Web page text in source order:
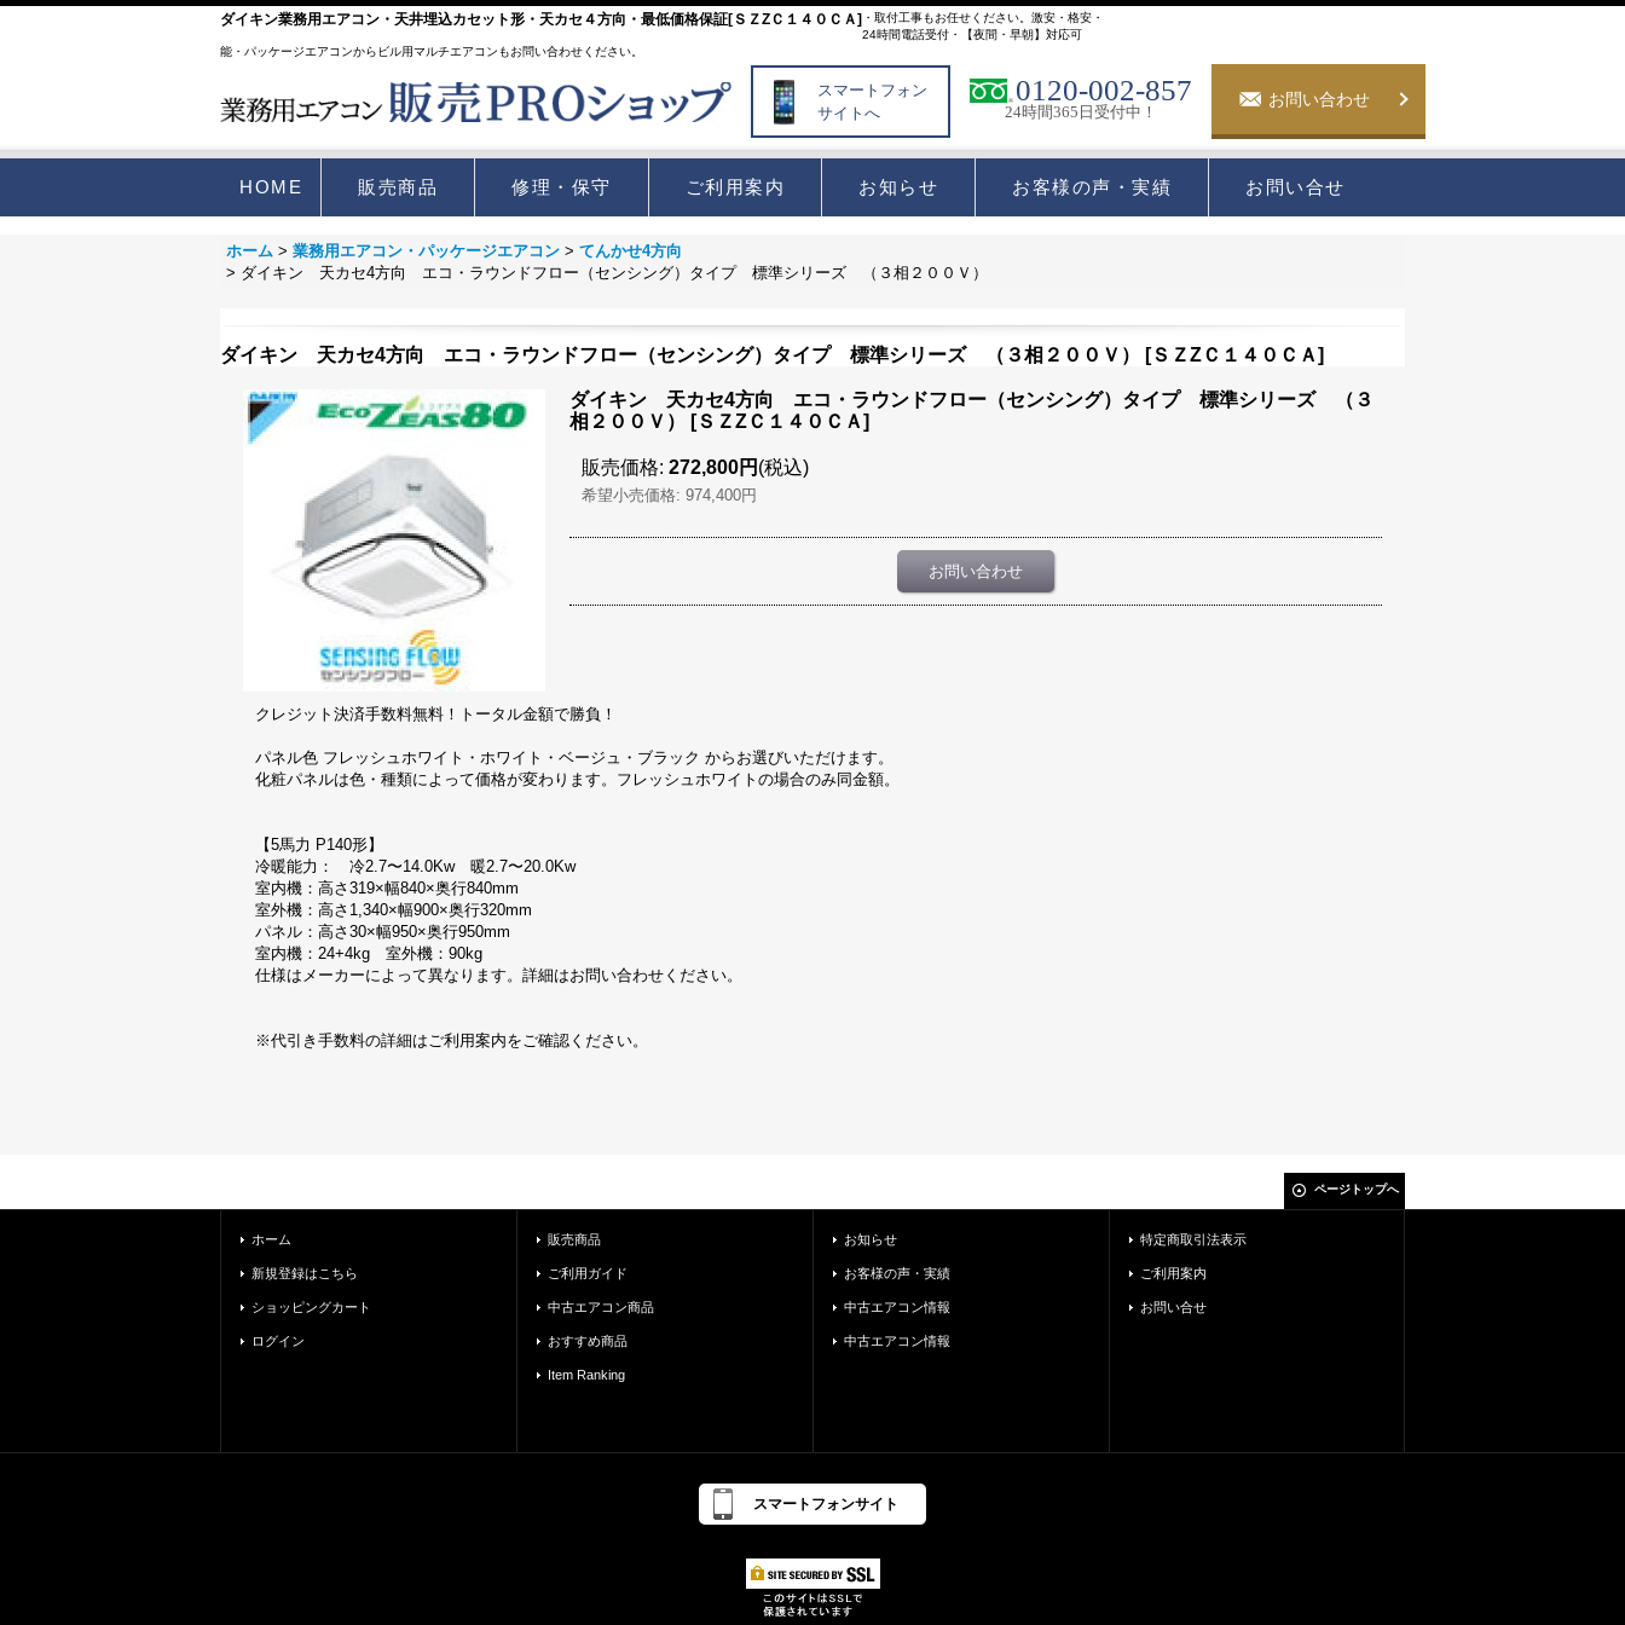
ダイキン業務用エアコン・天井埋込カセット形・天カセ４方向・最低価格保証[ＳＺZＣ１４０ＣＡ] ・取付工事もお任せください。激安・格安・
24時間電話受付・【夜間・早朝】対応可
能・パッケージエアコンからビル用マルチエアコンもお問い合わせください。
スマートフォン
サイトへ
0120-002-857
24時間365日受付中！
お問い合わせ
HOME 販売商品 修理・保守 ご利用案内 お知らせ お客様の声・実績 お問い合せ
ホーム > 業務用エアコン・パッケージエアコン > てんかせ4方向
> ダイキン 天カセ4方向 エコ・ラウンドフロー（センシング）タイプ 標準シリーズ （３相２００Ｖ）
ダイキン 天カセ4方向 エコ・ラウンドフロー（センシング）タイプ 標準シリーズ （３相２００Ｖ） [ＳＺZＣ１４０ＣＡ]
ダイキン 天カセ4方向 エコ・ラウンドフロー（センシング）タイプ 標準シリーズ （３
相２００Ｖ）
[ＳＺZＣ１４０ＣＡ]
販売価格: 272,800円 (税込)
希望小売価格: 974,400円
お問い合わせ
クレジット決済手数料無料！トータル金額で勝負！
パネル色 フレッシュホワイト・ホワイト・ベージュ・ブラック からお選びいただけます。
化粧パネルは色・種類によって価格が変わります。フレッシュホワイトの場合のみ同金額。
【5馬力 P140形】
冷暖能力： 冷2.7〜14.0Kw 暖2.7〜20.0Kw
室内機：高さ319×幅840×奥行840mm
室外機：高さ1,340×幅900×奥行320mm
パネル：高さ30×幅950×奥行950mm
室内機：24+4kg 室外機：90kg
仕様はメーカーによって異なります。詳細はお問い合わせください。
※代引き手数料の詳細はご利用案内をご確認ください。
ページトップへ
ホーム
新規登録はこちら
ショッピングカート
ログイン
販売商品
ご利用ガイド
中古エアコン商品
おすすめ商品
Item Ranking
お知らせ
お客様の声・実績
中古エアコン情報
中古エアコン情報
特定商取引法表示
ご利用案内
お問い合せ
スマートフォンサイト